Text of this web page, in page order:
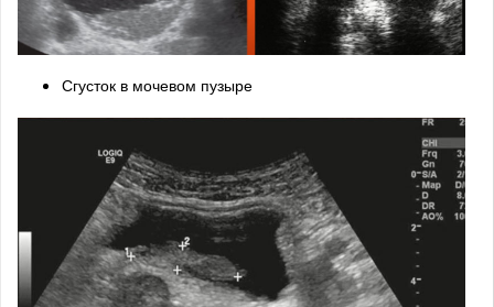
Сгусток в мочевом пузыре